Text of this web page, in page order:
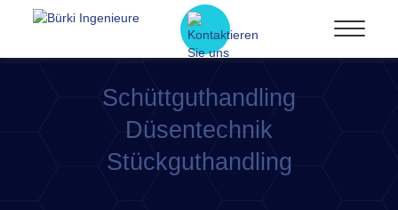
Schüttguthandling
Düsentechnik
Stückguthandling